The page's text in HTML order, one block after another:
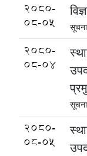
2080-
08-05
सूचना
2080-
08-04
सूचना
2080-
08-05